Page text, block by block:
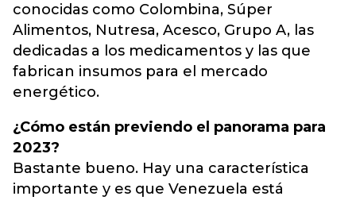
conocidas como Colombina, Súper
Alimentos, Nutresa, Acesco, Grupo A, las
dedicadas a los medicamentos y las que
fabrican insumos para el mercado
energético.
¿Cómo están previendo el panorama para
2023?
Bastante bueno. Hay una característica
importante y es que Venezuela está